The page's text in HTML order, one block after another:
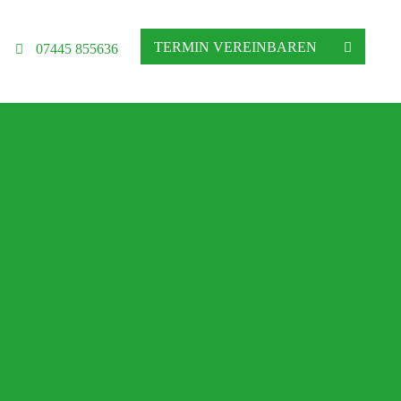
07445 855636 TERMIN VEREINBAREN